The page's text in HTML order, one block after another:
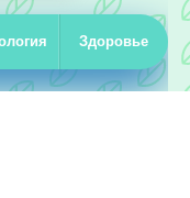
Здоровье